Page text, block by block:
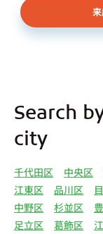
Search
city
千代田区 中央区
江東区
品川区
中野区
杉並区
足立区
葛飾区